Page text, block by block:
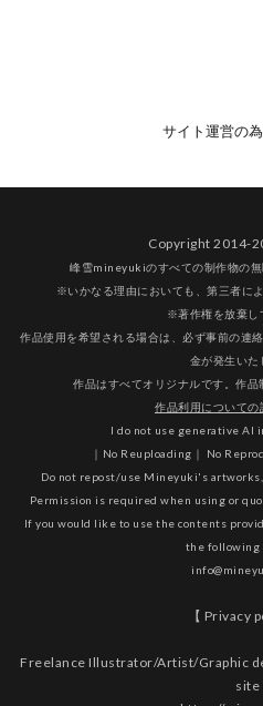
サイト運営の
Copyright 2014-
峰雪mineyukiのすべての制作物の
※いかなる理由においても、第三者に
※著作権を放棄し
作品使用を希望される場合は、必ず事前の連
金が発生いた
作品はすべてオリジナルです。作品
作品利用についての
I do not use generative AI
｜No Reuploading｜ No
Do not repost/use Mineyuki's
Permission is required when using or
If you would like to use the contents
the following
【 Privacy
Freelance Illustrator/Artist/Graphic
site